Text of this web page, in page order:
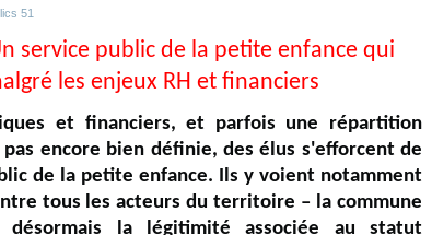
51
service public de la petite enfance qui
les enjeux RH et financiers
et financiers, et parfois une répartition
encore bien définie, des élus s'efforcent de
de la petite enfance. Ils y voient notamment
tous les acteurs du territoire – la commune
désormais la légitimité associée au statut